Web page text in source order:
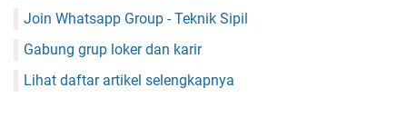
Join Whatsapp Group - Teknik Sipil
Gabung grup loker dan karir
Lihat daftar artikel selengkapnya